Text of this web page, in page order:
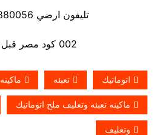
تليفون ارضي 0225880056
002 كود مصر قبل الرقم
اتوماتيك تعبئه ماكينه
ماكينه تعبئه وتغليف ملح اتوماتيك
وتغليف